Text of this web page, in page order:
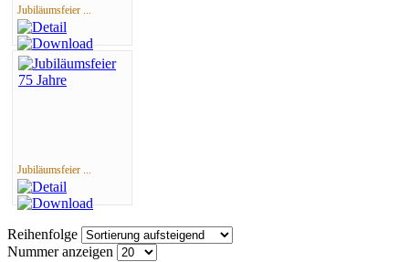
Jubiläumsfeier ...
Jubiläumsfeier ...
Reihenfolge
Nummer anzeigen